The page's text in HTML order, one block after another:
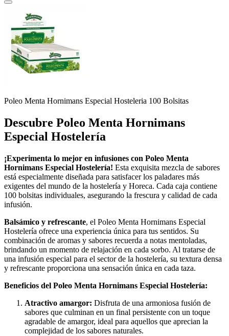
Poleo Menta Hornimans Especial Hosteleria 100 Bolsitas
Descubre Poleo Menta Hornimans
Especial Hostelería
¡Experimenta lo mejor en infusiones con Poleo Menta
Hornimans Especial Hostelería! Esta exquisita mezcla de sabores
está especialmente diseñada para satisfacer los paladares más
exigentes del mundo de la hostelería y Horeca. Cada caja contiene
100 bolsitas individuales, asegurando la frescura y calidad de cada
infusión.
Balsámico y refrescante, el Poleo Menta Hornimans Especial
Hostelería ofrece una experiencia única para tus sentidos. Su
combinación de aromas y sabores recuerda a notas mentoladas,
brindando un momento de relajación en cada sorbo. Al tratarse de
una infusión especial para el sector de la hostelería, su textura densa
y refrescante proporciona una sensación única en cada taza.
Beneficios del Poleo Menta Hornimans Especial Hostelería:
Atractivo amargor: Disfruta de una armoniosa fusión de
sabores que culminan en un final persistente con un toque
agradable de amargor, ideal para aquellos que aprecian la
complejidad de los sabores naturales.